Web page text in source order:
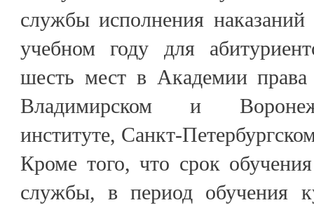
службы исполнения
учебном году для
шесть мест в Академии права
Владимирском и
институте, Санкт-
Кроме того, что срок
службы, в период обучения